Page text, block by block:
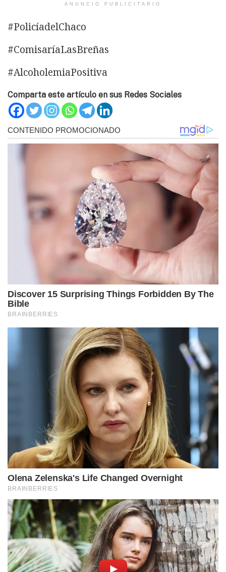
ANUNCIO PUBLICITARIO
#PolicíadelChaco
#ComisaríaLasBreñas
#AlcoholemiaPositiva
Comparta este artículo en sus Redes Sociales